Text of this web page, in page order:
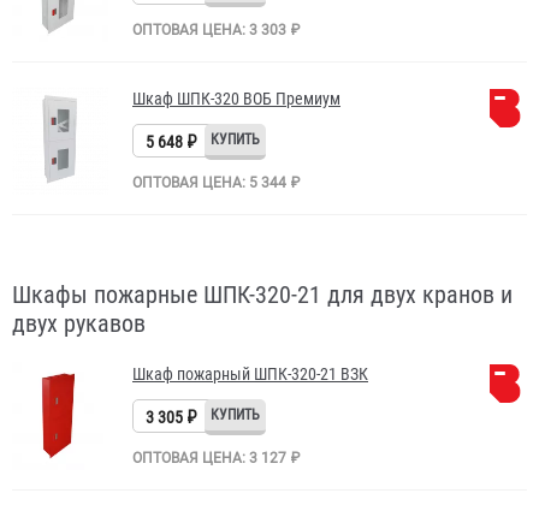
ОПТОВАЯ ЦЕНА: 3 303 ₽
Шкаф ШПК-320 ВОБ Премиум
5 648 ₽
ОПТОВАЯ ЦЕНА: 5 344 ₽
Шкафы пожарные ШПК-320-21 для двух кранов и
двух рукавов
Шкаф пожарный ШПК-320-21 ВЗК
3 305 ₽
ОПТОВАЯ ЦЕНА: 3 127 ₽